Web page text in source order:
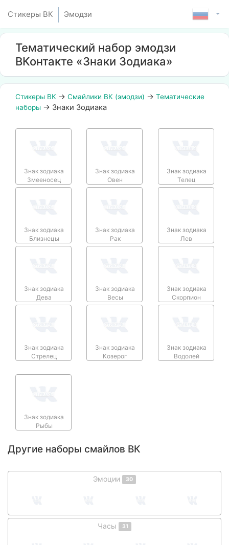
Стикеры ВК Эмодзи
Тематический набор эмодзи
ВКонтакте «Знаки Зодиака»
Стикеры ВК → Смайлики ВК (эмодзи) → Тематические
наборы → Знаки Зодиака
Знак зодиака
Змееносец
Знак зодиака
Овен
Знак зодиака
Телец
Знак зодиака
Близнецы
Знак зодиака
Рак
Знак зодиака
Лев
Знак зодиака
Дева
Знак зодиака
Весы
Знак зодиака
Скорпион
Знак зодиака
Стрелец
Знак зодиака
Козерог
Знак зодиака
Водолей
Знак зодиака
Рыбы
Другие наборы смайлов ВК
Эмоции 30
Часы 31